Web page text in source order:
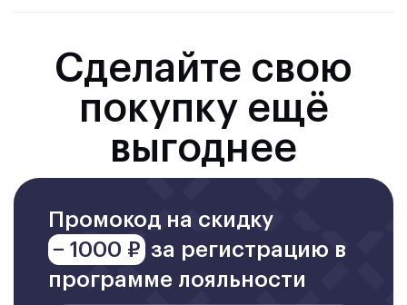
Сделайте свою
покупку ещё
выгоднее
Промокод на скидку
− 1000 ₽ за регистрацию в
программе лояльности